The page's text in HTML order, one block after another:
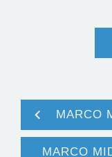
MARCO
MARCO